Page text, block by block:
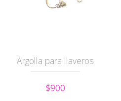
Argolla para llaveros
$900